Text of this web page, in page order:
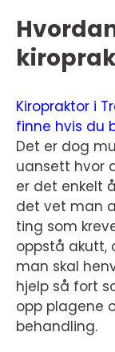
Kiropraktor i
finne hvis du
Det er dog
uansett hvor
er det enkelt
det vet man
ting som
oppstå akutt,
man skal
hjelp så fort
opp plagene
behandling.